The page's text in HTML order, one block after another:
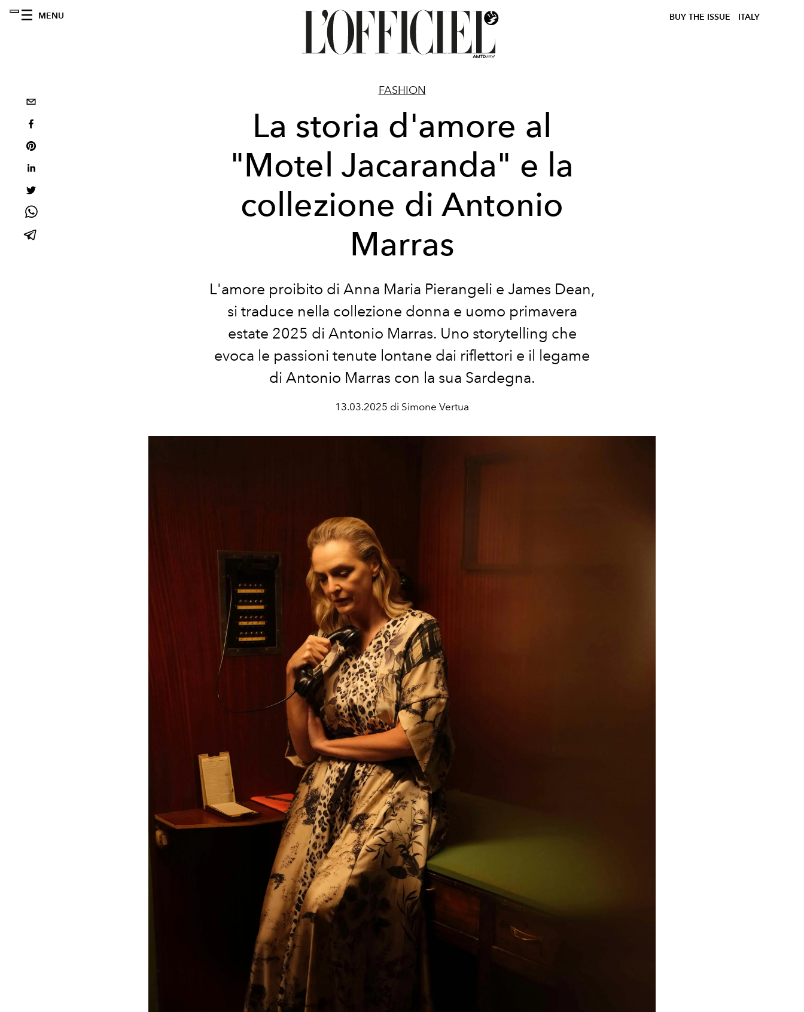
MENU BUY THE ISSUE ITALY
FASHION
La storia d'amore al
"Motel Jacaranda" e la
collezione di Antonio
Marras
L'amore proibito di Anna Maria Pierangeli e James Dean,
si traduce nella collezione donna e uomo primavera
estate 2025 di Antonio Marras. Uno storytelling che
evoca le passioni tenute lontane dai riflettori e il legame
di Antonio Marras con la sua Sardegna.
13.03.2025 di Simone Vertua